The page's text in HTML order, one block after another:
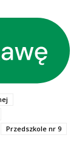
Przedszkole nr 9